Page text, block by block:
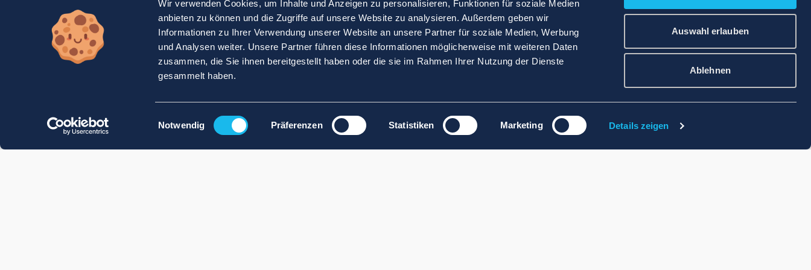
Wir verwenden Cookies, um Inhalte und Anzeigen zu personalisieren, Funktionen für soziale Medien
anbieten zu können und die Zugriffe auf unsere Website zu analysieren. Außerdem geben wir
Informationen zu Ihrer Verwendung unserer Website an unsere Partner für soziale Medien, Werbung
und Analysen weiter. Unsere Partner führen diese Informationen möglicherweise mit weiteren Daten
zusammen, die Sie ihnen bereitgestellt haben oder die sie im Rahmen Ihrer Nutzung der Dienste
gesammelt haben.
Einwilligungsauswahl
Notwendig Präferenzen Statistiken Marketing Details zeigen
Auswahl erlauben
Ablehnen